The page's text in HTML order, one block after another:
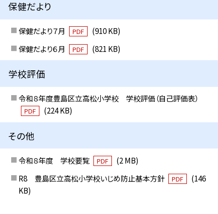
保健だより
保健だより７月 PDF
(910 KB)
保健だより６月
PDF (821 KB)
学校評価
令和８年度豊島区立高松小学校 学校評価（自己評価表）
PDF (224 KB)
その他
令和８年度 学校要覧 PDF
(2 MB)
R8 豊島区立高松小学校いじめ防止基本方針
PDF
(146
KB)